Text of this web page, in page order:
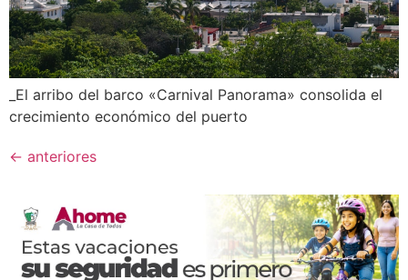
_El arribo del barco «Carnival Panorama» consolida el
crecimiento económico del puerto
← anteriores